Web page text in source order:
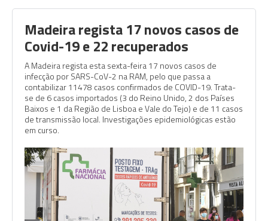
Madeira regista 17 novos casos de
Covid-19 e 22 recuperados
A Madeira regista esta sexta-feira 17 novos casos de
infecção por SARS-CoV-2 na RAM, pelo que passa a
contabilizar 11478 casos confirmados de COVID-19. Trata-
se de 6 casos importados (3 do Reino Unido, 2 dos Países
Baixos e 1 da Região de Lisboa e Vale do Tejo) e de 11 casos
de transmissão local. Investigações epidemiológicas estão
em curso.